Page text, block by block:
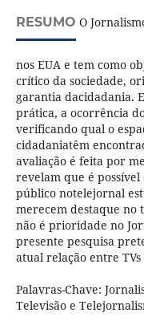
RESUMO O
nos EUA e tem como
crítico da sociedade,
garantia dacidadania.
prática, a ocorrência
verificando qual o
cidadaniatêm
avaliação é feita por
revelam que é
público notelejornal
merecem destaque no
não é prioridade no
presente pesquisa
atual relação entre
Palavras-Chave:
Televisão e